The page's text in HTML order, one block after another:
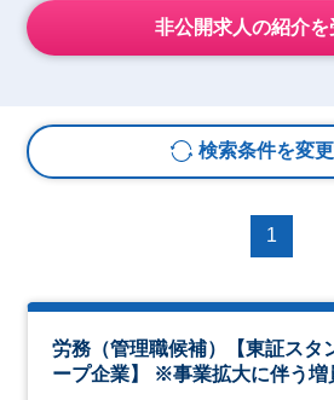
非公開求人の紹介を
検索条件を変
1
労務（管理職候補）【東証スタ
ープ企業】 ※事業拡大に伴う増